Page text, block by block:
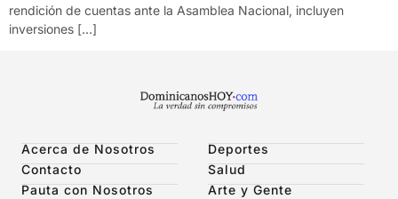
rendición de cuentas ante la Asamblea Nacional, incluyen
inversiones […]
Acerca de Nosotros
Contacto
Pauta con Nosotros
Deportes
Salud
Arte y Gente